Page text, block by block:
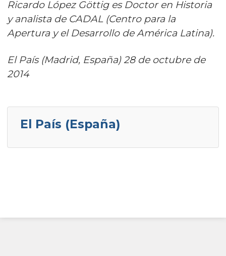
Ricardo López Göttig es Doctor en Historia
y analista de CADAL (Centro para la
Apertura y el Desarrollo de América Latina).
El País (Madrid, España) 28 de octubre de
2014
El País (España)